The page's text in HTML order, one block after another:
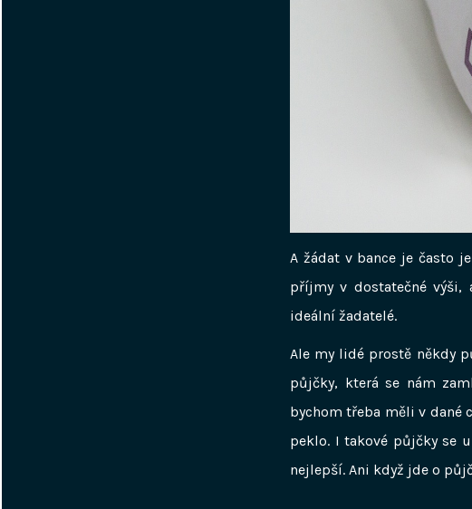
A žádat v bance je často
příjmy v dostatečné
ideální žadatelé.
Ale my lidé prostě někdy
půjčky, která se nám
bychom třeba měli v dané
peklo. I takové půjčky se
nejlepší. Ani když jde o